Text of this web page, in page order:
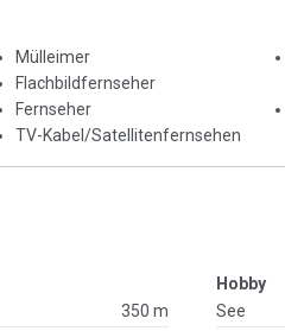
Mülleimer
Flachbildfernseher
Fernseher
TV-Kabel/Satellitenfernsehen
350 m
Hobby
See